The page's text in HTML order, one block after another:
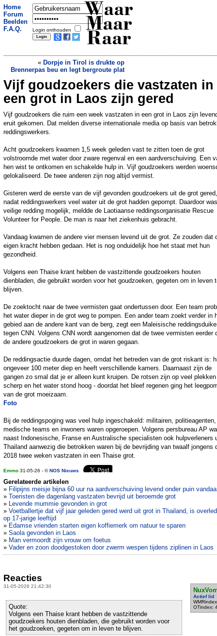
Home
Forum
Beelden
F.A.Q.
Login onthouden
Waar
Maar
Raar
« Dorpje in Tirol is drukte op
Brennerpas beu en legt bergroute plat
Zoekactie naar persoon in Bisonbaai bij
Ooij gestaakt, vrouw was ‘gewoon aan
het zwemmen’ »
Vijf goudzoekers die vastzaten in
een grot in Laos zijn gered
Vijf goudzoekers die ruim een week vastzaten in een grot in Laos zijn
eruit gekomen. Dat melden diverse internationale media op basis van
reddingswerkers.
Acht goudzoekers kwamen 1,5 week geleden vast te zitten toen de grot
volstroomde met water door zware regenval en een aardverschuiving. Een
hen wist te ontkomen en schakelde hulp in. Vijf goudzoekers werden
gelokaliseerd. De twee anderen zijn nog altijd vermist.
Gisteren werd de eerste van de vijf gevonden goudzoekers uit de grot gered,
nadat reddingswerkers veel water uit de grot hadden gepompt. Daardoor
veilige redding mogelijk, meldde de Laotiaanse reddingsorganisatie Rescue
Volunteer for People. De man is naar het ziekenhuis gebracht.
Vandaag kwamen de andere vier mensen levend uit de grot. Ze zouden dat
eigen kracht hebben gedaan. Het is nog onduidelijk hoe het staat met hun
gezondheid.
Volgens een Thaise krant hebben de vastzittende goudzoekers houten
dienbladen, die gebruikt worden voor het goudzoeken, gegeten om in leven
blijven.
De zoektocht naar de twee vermisten gaat ondertussen door. Een team
het water dieper in de grot weg te pompen. Een ander team zoekt verder in
gebied aan de andere kant van de berg, zegt een Maleisische
tegen CNN. Volgens CNN wordt aangenomen dat de twee vermisten eerder
de andere goudzoekers de grot in waren gegaan.
De reddingsactie duurde dagen, omdat het betreden van de grot riskant is:
ongeveer 100 meter diep en heeft verschillende kamers. Daarnaast zijn de
gangen zo smal dat je er alleen kunt kruipen. De rotsen zijn op veel plekken
scherp en het water stond hoog - doordat het bleef regenen ging het
van de grot moeizaam.
Foto
Bij de reddingspoging was veel hulp ingeschakeld: militairen, politieagenten,
medische teams en inwoners waren opgeroepen. Volgens persbureau AP
naast Indonesische, Franse en Australische specialisten ook hulpverleners
Thailand aanwezig die betrokken waren bij de bevrijding van twaalf jongens
2018 twee weken vastzaten in een Thaise grot.
Emmo 31-05-26 - ©NOS Nieuws
Gerelateerde artikelen
» Filipijns meisje bijna 60 uur na aardverschuiving levend onder puin
» Toeristen die dagenlang vastzaten bevrijd uit beroemde grot
» Levende mummie gevonden in grot
» Voetballertje dat vijf jaar geleden gered werd uit grot in Thailand, is
op 17-jarige leeftijd
» Edamse vrienden starten eigen koffiemerk om natuur te sparen
» Saola gevonden in Laos
» Man vermoordt zijn vrouw om foetus
» Vader en zoon doodgestoken door zwerm wespen tijdens ziplinen in Laos
Reacties
31-05-2026 21:42:30
Actief lid
OTindex:
Quote:
Volgens een Thaise krant hebben de vastzittende
goudzoekers houten dienbladen, die gebruikt worden voor
het goudzoeken, gegeten om in leven te blijven.